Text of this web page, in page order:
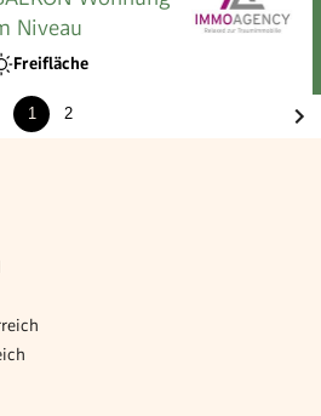
Niveau
Freifläche
1 2